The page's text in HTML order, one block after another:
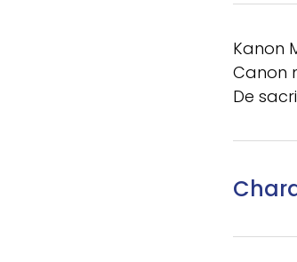
Kanon
Canon
De